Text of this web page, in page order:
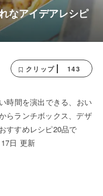
なアイデアレシピ
クリップ 143
時間を演出できる、おい
らランチボックス、デザ
すすめレシピ20品で
日 更新